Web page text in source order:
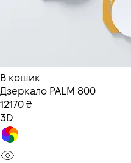
В кошик
Дзеркало PALM 800
12170 ₴
3D